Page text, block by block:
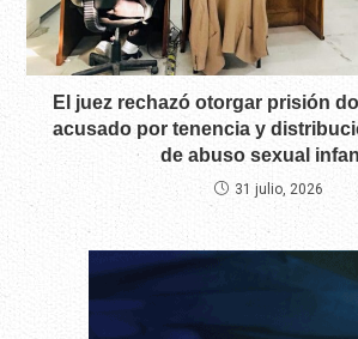
El juez rechazó otorgar prisión
acusado por tenencia y
de abuso sexual
31 julio, 2026